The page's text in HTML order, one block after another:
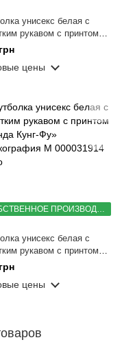
унисекс белая с
рукавом с принтом
It. Later»
M
цены
унисекс белая с
рукавом с принтом
Кунг-Фу» шелкография
цены